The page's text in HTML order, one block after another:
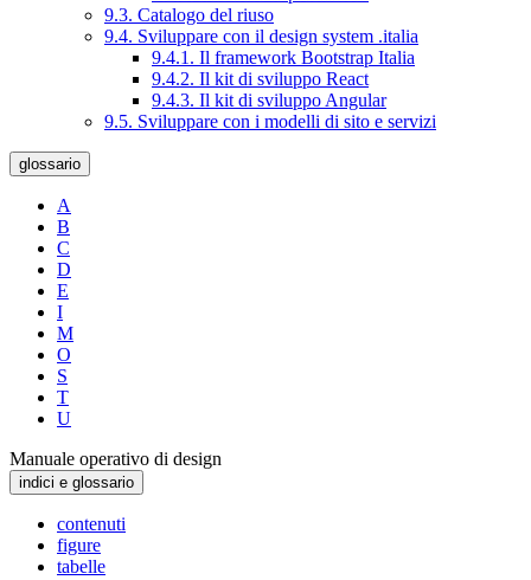
9.3. Catalogo del riuso
9.4. Sviluppare con il design system .italia
9.4.1. Il framework Bootstrap Italia
9.4.2. Il kit di sviluppo React
9.4.3. Il kit di sviluppo Angular
9.5. Sviluppare con i modelli di sito e servizi
glossario
A
B
C
D
E
I
M
O
S
T
U
Manuale operativo di design
indici e glossario
contenuti
figure
tabelle